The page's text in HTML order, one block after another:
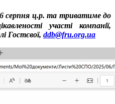
серпня ц.р. та триватиме до
участі компанії,
Гостєвої, ddb@fru.org.ua